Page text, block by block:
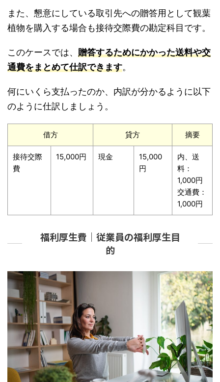
また、懇意にしている取引先への贈答用として観葉
植物を購入する場合も接待交際費の勘定科目です。
このケースでは、 贈答するためにかかった送料や交
通費をまとめて仕訳できます。
何にいくら支払ったのか、内訳が分かるように以下
のように仕訳しましょう。
借方 貸方 摘要
接待交際
費
15,000円 現金
15,000
円
内、送
料：
1,000円
交通費：
1,000円
福利厚生費｜従業員の福利厚生目
的